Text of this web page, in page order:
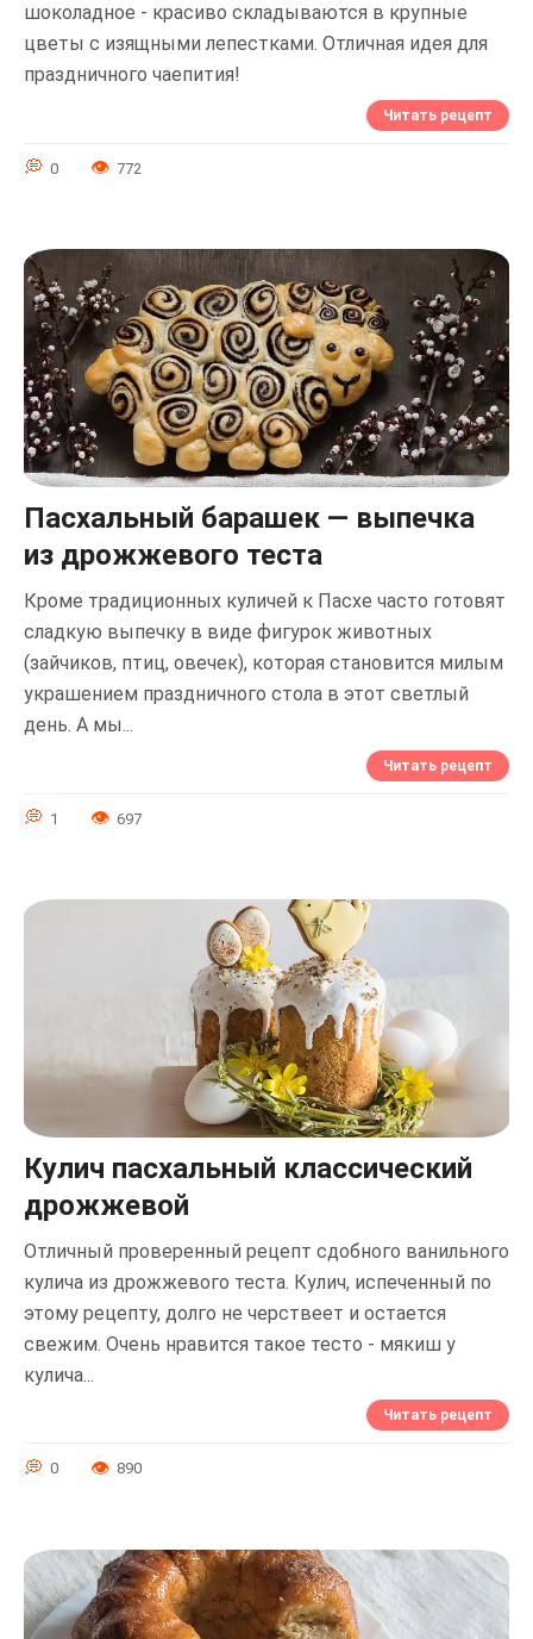
шоколадное - красиво складываются в крупные
цветы с изящными лепестками. Отличная идея для
праздничного чаепития!
Читать рецепт
0 772
Пасхальный барашек — выпечка
из дрожжевого теста
Кроме традиционных куличей к Пасхе часто готовят
сладкую выпечку в виде фигурок животных
(зайчиков, птиц, овечек), которая становится милым
украшением праздничного стола в этот светлый
день. А мы...
Читать рецепт
1 697
Кулич пасхальный классический
дрожжевой
Отличный проверенный рецепт сдобного ванильного
кулича из дрожжевого теста. Кулич, испеченный по
этому рецепту, долго не черствеет и остается
свежим. Очень нравится такое тесто - мякиш у
кулича...
Читать рецепт
0 890